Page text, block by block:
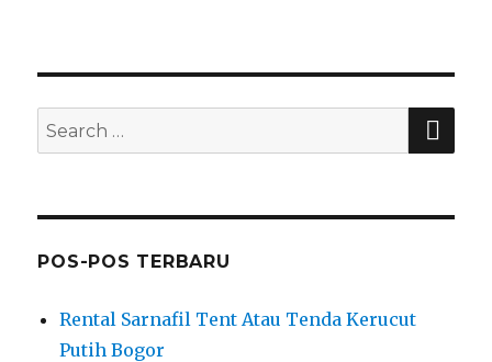
Search
for:
POS-POS TERBARU
Rental Sarnafil Tent Atau Tenda Kerucut
Putih Bogor